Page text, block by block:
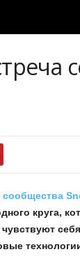
сообщества
круга,